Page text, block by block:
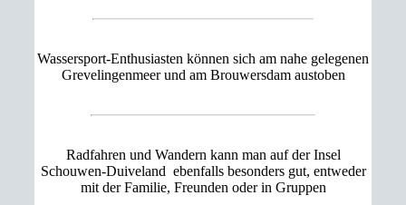
Wassersport-Enthusiasten können sich am nahe gelegenen
Grevelingenmeer und am Brouwersdam austoben
Radfahren und Wandern kann man auf der Insel
Schouwen-Duiveland ebenfalls besonders gut, entweder
mit der Familie, Freunden oder in Gruppen